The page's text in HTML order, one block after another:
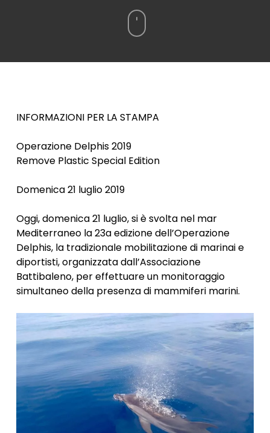
INFORMAZIONI PER LA STAMPA
Operazione Delphis 2019
Remove Plastic Special Edition
Domenica 21 luglio 2019
Oggi, domenica 21 luglio, si è svolta nel mar
Mediterraneo la 23a edizione dell’Operazione
Delphis, la tradizionale mobilitazione di marinai e
diportisti, organizzata dall’Associazione
Battibaleno, per effettuare un monitoraggio
simultaneo della presenza di mammiferi marini.